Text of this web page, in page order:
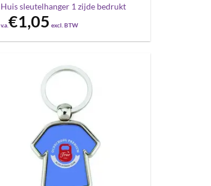
Huis sleutelhanger 1 zijde bedrukt
v.a.€1,05 excl. BTW